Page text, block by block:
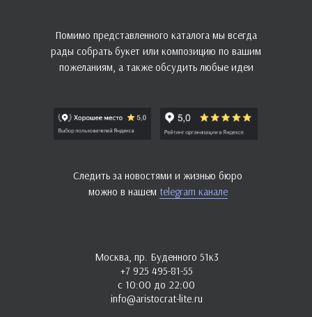
Москва, пр. Буденного 51к3
+7 925 495-81-55
с 10:00 до 22:00
info@aristocrat-lite.ru
Помимо представленного каталога мы всегда
рады собрать букет или композицию по вашим
пожеланиям, а также обсудить любые идеи
Следить за новостями и жизнью бюро
можно в нашем telegram канале